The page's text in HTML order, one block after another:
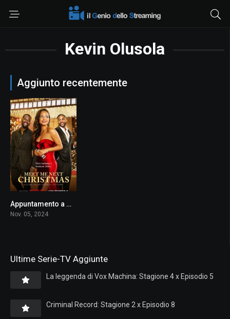
Kevin Olusola
Aggiunto recentemente
0
Appuntamento a Natale
Nov. 05, 2024
Ultime Serie-TV Aggiunte
La leggenda di Vox Machina: Stagione 4 x Episodio 5
Criminal Record: Stagione 2 x Episodio 8